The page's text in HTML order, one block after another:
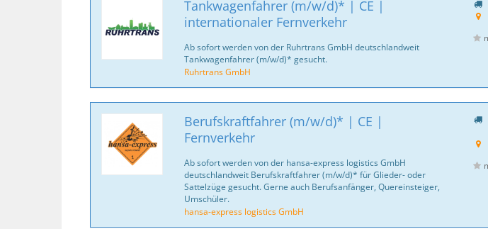
Tankwagenfahrer (m/w/d)* | CE |
internationaler Fernverkehr
Ab sofort werden von der Ruhrtrans GmbH deutschlandweit
Tankwagenfahrer (m/w/d)* gesucht.
Ruhrtrans GmbH
Berufskraftfahrer (m/w/d)* | CE |
Fernverkehr
Ab sofort werden von der hansa-express logistics GmbH
deutschlandweit Berufskraftfahrer (m/w/d)* für Glieder- oder
Sattelzüge gesucht. Gerne auch Berufsanfänger, Quereinsteiger,
Umschüler.
hansa-express logistics GmbH